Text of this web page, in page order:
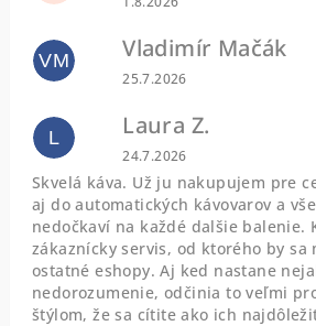
VM Vladimír Mačák
Hodnotenie obchodu je
25.7.2026
L Laura Z.
Hodnotenie obchodu je
24.7.2026
Skvelá káva. Už ju nakupujem pre
aj do automatických kávovarov a
nedočkaví na každé dalšie balenie.
zákaznícky servis, od ktorého by sa
ostatné eshopy. Aj ked nastane
nedorozumenie, odčinia to veľmi
štýlom, že sa cítite ako ich